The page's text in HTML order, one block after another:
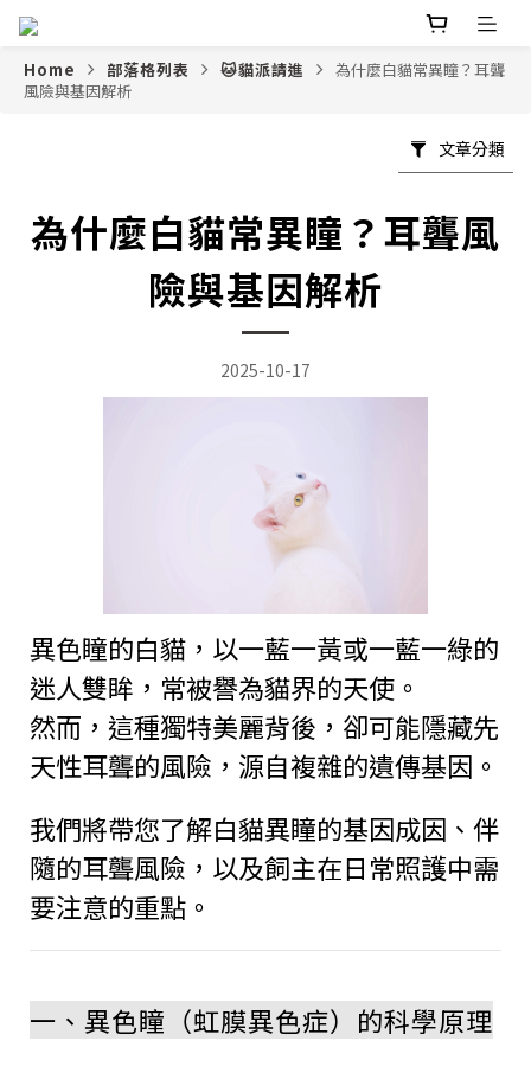
Home 部落格列表 🐱貓派請進
為什麼白貓常異瞳？耳聾
風險與基因解析
文章分類
為什麼白貓常異瞳？耳聾風
險與基因解析
2025-10-17
異色瞳的白貓，以一藍一黃或一藍一綠的
迷人雙眸，常被譽為貓界的天使。
然而，這種獨特美麗背後，卻可能隱藏先
天性耳聾的風險，源自複雜的遺傳基因。
我們將帶您了解白貓異瞳的基因成因、伴
隨的耳聾風險，以及飼主在日常照護中需
要注意的重點。
一、異色瞳（虹膜異色症）的科學原理